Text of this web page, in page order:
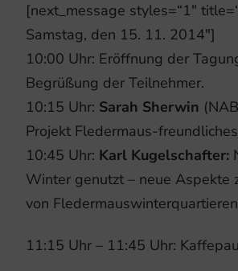
[next_message styles=“1″
Samstag, den 15. 11. 2014″]
10:00 Uhr: Eröffnung der
Begrüßung der Teilnehmer.
10:15 Uhr: Sarah Sherwin
Projekt Fledermaus-
10:45 Uhr: Karl Kugelschafter:
Winter genutzt – neue Aspekte
von
11:15 Uhr – 11:45 Uhr: